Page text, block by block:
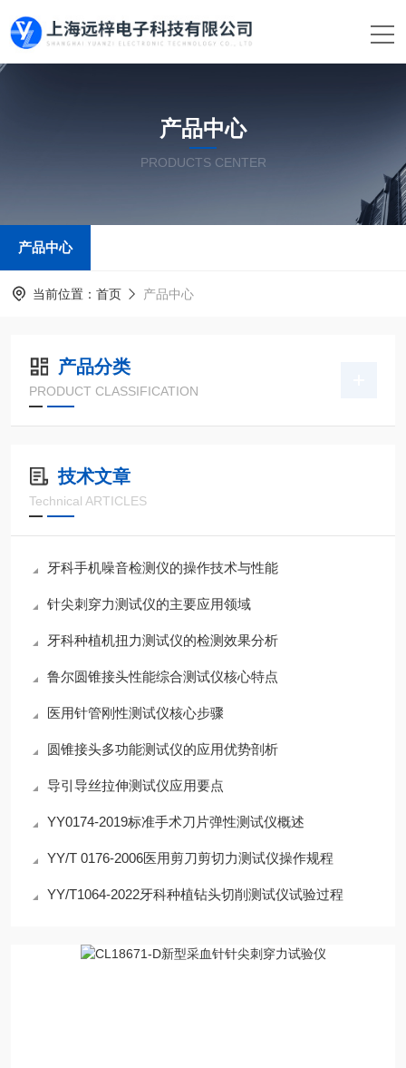
产品中心
PRODUCTS CENTER
产品中心
当前位置： 首页 产品中心
产品分类
PRODUCT CLASSIFICATION
技术文章
Technical ARTICLES
牙科手机噪音检测仪的操作技术与性能
针尖刺穿力测试仪的主要应用领域
牙科种植机扭力测试仪的检测效果分析
鲁尔圆锥接头性能综合测试仪核心特点
医用针管刚性测试仪核心步骤
圆锥接头多功能测试仪的应用优势剖析
导引导丝拉伸测试仪应用要点
YY0174-2019标准手术刀片弹性测试仪概述
YY/T 0176-2006医用剪刀剪切力测试仪操作规程
YY/T1064-2022牙科种植钻头切削测试仪试验过程